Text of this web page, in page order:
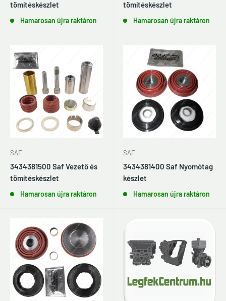
tömítéskészlet
Hamarosan újra raktáron
tömítéskészlet
Hamarosan újra raktáron
SAF
3434381500 Saf Vezető és
tömítéskészlet
Hamarosan újra raktáron
SAF
3434381400 Saf Nyomótag
készlet
Hamarosan újra raktáron